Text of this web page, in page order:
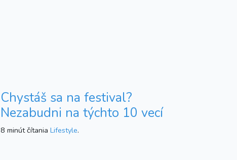
Chystáš sa na festival?
Nezabudni na týchto 10 vecí
8 minút čítania Lifestyle.